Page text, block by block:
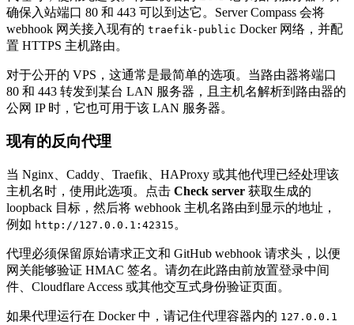
确保入站端口 80 和 443 可以到达它。Server Compass 会将
webhook 网关接入现有的 traefik-public Docker 网络，并配
置 HTTPS 主机路由。
对于公开的 VPS，这通常是最简单的选项。当路由器将端口
80 和 443 转发到某台 LAN 服务器，且主机名解析到路由器的
公网 IP 时，它也可用于该 LAN 服务器。
现有的反向代理
当 Nginx、Caddy、Traefik、HAProxy 或其他代理已经处理该
主机名时，使用此选项。点击 Check server 获取生成的
loopback 目标，然后将 webhook 主机名路由到显示的地址，
例如 http://127.0.0.1:42315 。
代理必须保留原始请求正文和 GitHub webhook 请求头，以便
网关能够验证 HMAC 签名。请勿在此路由前放置登录中间
件、Cloudflare Access 或其他交互式身份验证页面。
如果代理运行在 Docker 中，请记住代理容器内的 127.0.0.1